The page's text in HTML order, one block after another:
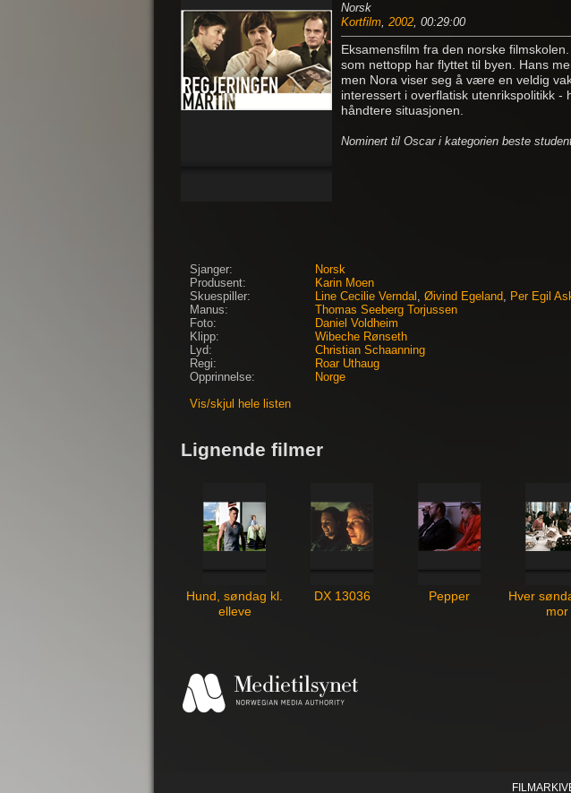
Norsk
Kortfilm, 2002, 00:29:00
Eksamensfilm fra den norske
som nettopp har flyttet til byen. Hans
men Nora viser seg å være en veldig
interessert i overflatisk utenrikspolitikk
håndtere situasjonen.
Nominert til Oscar i kategorien beste
Sjanger:
Norsk
Produsent:
Karin Moen
Skuespiller:
Line Cecilie Verndal , Øivind Egeland, Per Egil
Manus:
Thomas Seeberg Torjussen
Foto:
Daniel Voldheim
Klipp:
Wibeche Rønseth
Lyd:
Christian Schaanning
Regi:
Roar Uthaug
Opprinnelse:
Norge
Vis/skjul hele listen
Lignende filmer
Hund, søndag kl.
elleve
DX 13036 Pepper
Hver
mor